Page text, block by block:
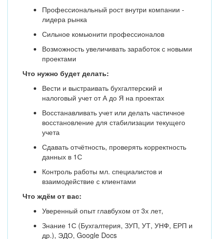
Профессиональный рост внутри компании -
лидера рынка
Сильное комьюнити профессионалов
Возможность увеличивать заработок с новыми
проектами
Что нужно будет делать:
Вести и выстраивать бухгалтерский и
налоговый учет от А до Я на проектах
Восстанавливать учет или делать частичное
восстановление для стабилизации текущего
учета
Сдавать отчётность, проверять корректность
данных в 1С
Контроль работы мл. специалистов и
взаимодействие с клиентами
Что ждём от вас:
Уверенный опыт главбухом от 3х лет,
Знание 1С (Бухгалтерия, ЗУП, УТ, УНФ, ЕРП и
др.), ЭДО, Google Docs